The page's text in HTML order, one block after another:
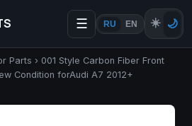
☰ RU EN ☀️ 🌙
Parts › 001 Style Carbon Fiber Front
Condition forAudi A7 2012+